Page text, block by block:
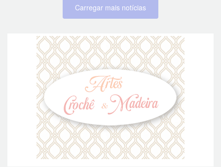
Carregar mais notícias